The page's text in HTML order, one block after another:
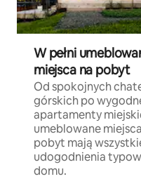
W pełni
miejsca na pobyt
Od spokojnych
górskich po
apartamenty
umeblowane
pobyt mają
udogodnienia
domu.